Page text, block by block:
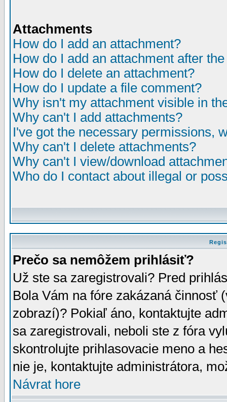
Attachments
How do I add an attachment?
How do I add an attachment after
How do I delete an attachment?
How do I update a file comment?
Why isn't my attachment visible in
Why can't I add attachments?
I've got the necessary permissions,
Why can't I delete attachments?
Why can't I view/download
Who do I contact about illegal or
Prečo sa nemôžem prihlásiť?
Už ste sa zaregistrovali? Pred
Bola Vám na fóre zakázaná činnosť
zobrazí)? Pokiaľ áno, kontaktujte
sa zaregistrovali, neboli ste z fóra
skontrolujte prihlasovacie meno a
nie je, kontaktujte administrátora,
Návrat hore